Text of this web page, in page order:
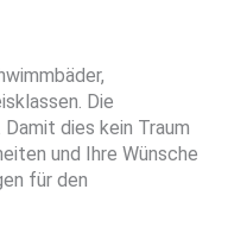
Die
dies kein Traum
und Ihre Wünsche
für den